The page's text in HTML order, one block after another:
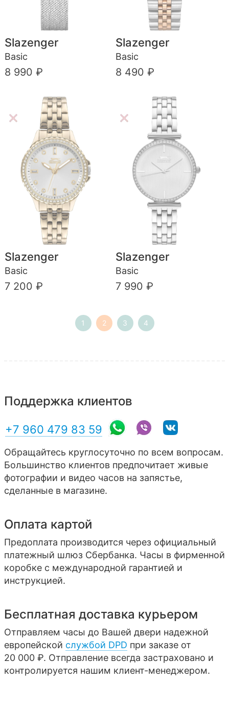
Slazenger
Basic
8 990 ₽
Slazenger
Basic
8 490 ₽
Slazenger
Basic
7 200 ₽
Slazenger
Basic
7 990 ₽
1 2 3 4
Поддержка клиентов
+7 960 479 83 59
Обращайтесь круглосуточно по всем вопросам.
Большинство клиентов предпочитает живые
фотографии и видео часов на запястье,
сделанные в магазине.
Оплата картой
Предоплата производится через официальный
платежный шлюз Сбербанка. Часы в фирменной
коробке с международной гарантией и
инструкцией.
Бесплатная доставка курьером
Отправляем часы до Вашей двери надежной
европейской службой DPD при заказе от
20 000 ₽. Отправление всегда застраховано и
контролируется нашим клиент-менеджером.